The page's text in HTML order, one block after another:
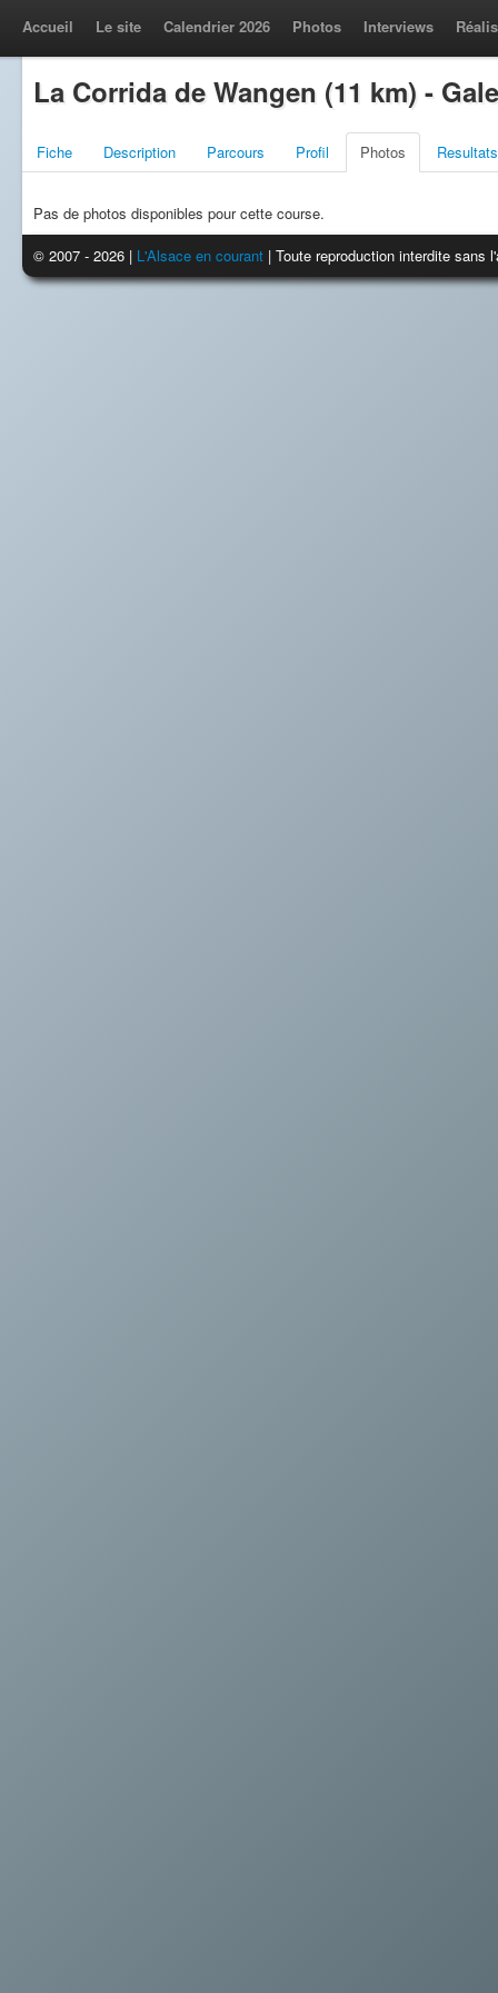
Accueil Le site Calendrier 2026 Photos Interviews
La Corrida de Wangen (11 km) -
Fiche Description Parcours Profil Photos Resultats
Pas de photos disponibles pour cette course.
© 2007 - 2026 | L'Alsace en courant | Toute reproduction interdite sans